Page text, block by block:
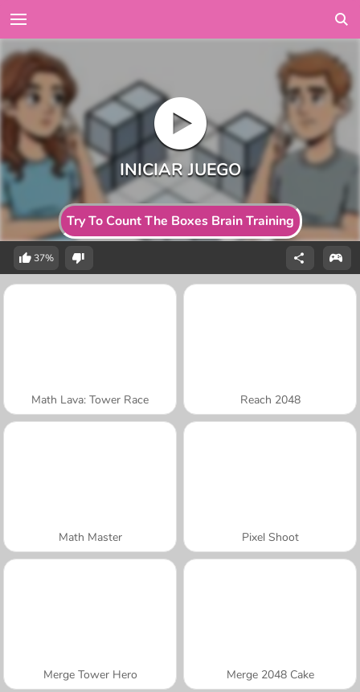
Try To Count The Boxes Brain Training
37%
Math Lava: Tower Race Reach 2048
Math Master Pixel Shoot
Merge Tower Hero Merge 2048 Cake